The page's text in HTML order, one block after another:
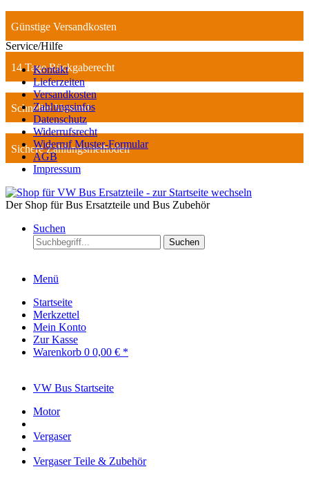
Günstige Versandkosten
14 Tage Rückgaberecht
Schneller Versand
Sichere Zahlungsmethoden
Service/Hilfe
Kontakt
Lieferzeiten
Versandkosten
Zahlungsinfos
Datenschutz
Widerrufsrecht
Widerruf Muster-Formular
AGB
Impressum
Der Shop für Bus Ersatzteile und Bus Zubehör
Suchen
Suchen
Menü
Startseite
Merkzettel
Mein Konto
Zur Kasse
Warenkorb 0 0,00 € *
VW Bus Startseite
Motor
Vergaser
Vergaser Teile & Zubehör